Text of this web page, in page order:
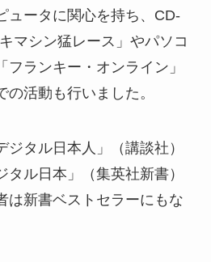
ュータに関心を持ち、CD-
マシン猛レース」やパソコ
フランキー・オンライン」
活動も行いました。
ジタル日本人」（講談社）
ル日本」（集英社新書）
は新書ベストセラーにもな